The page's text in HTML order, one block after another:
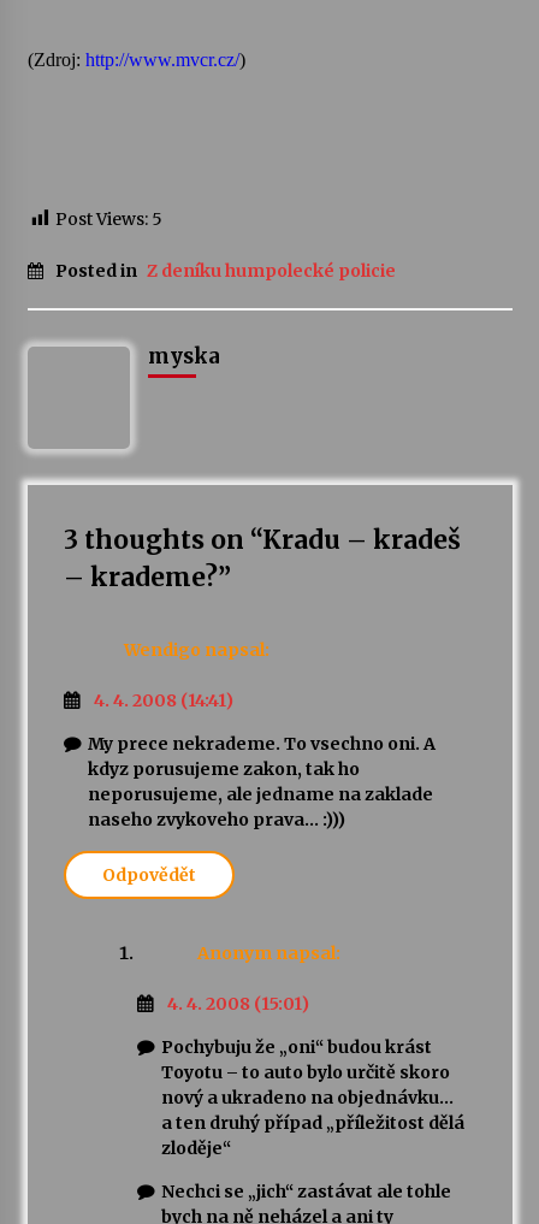
Ozvěny prázdnin
Varhanní recitál Michala Novenka v Klášteře
Želiv
(Zdroj: http://www.mvcr.cz/)
Post Views: 5
Posted in Z deníku humpolecké policie
myska
3 thoughts on “Kradu – kradeš
– krademe?”
Wendigo napsal:
4. 4. 2008 (14:41)
My prece nekrademe. To vsechno oni. A
kdyz porusujeme zakon, tak ho
neporusujeme, ale jedname na zaklade
naseho zvykoveho prava… :)))
Odpovědět
Anonym napsal:
4. 4. 2008 (15:01)
Pochybuju že „oni“ budou krást
Toyotu – to auto bylo určitě skoro
nový a ukradeno na objednávku…
a ten druhý případ „příležitost dělá
zloděje“
Nechci se „jich“ zastávat ale tohle
bych na ně neházel a ani ty